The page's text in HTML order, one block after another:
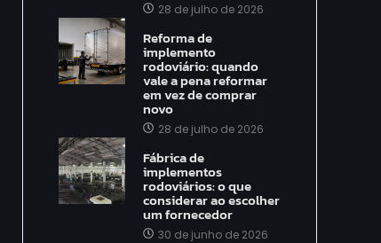
28 de julho de 2026
Reforma de
implemento
rodoviário: quando
vale a pena reformar
em vez de comprar
novo
28 de julho de 2026
Fábrica de
implementos
rodoviários: o que
considerar ao escolher
um fornecedor
30 de junho de 2026